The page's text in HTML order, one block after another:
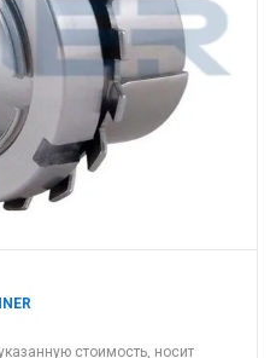
стоимость, носит